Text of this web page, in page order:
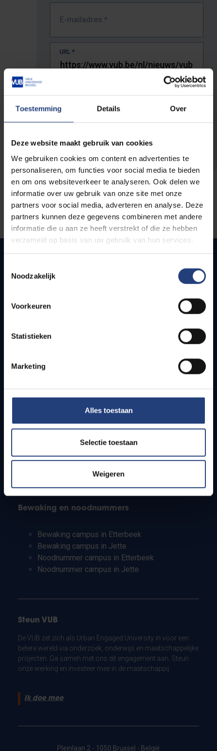
Toestemming Details Over
Deze website maakt gebruik van cookies
We gebruiken cookies om content en advertenties te
personaliseren, om functies voor social media te bieden
en om ons websiteverkeer te analyseren. Ook delen we
informatie over uw gebruik van onze site met onze
partners voor social media, adverteren en analyse. Deze
partners kunnen deze gegevens combineren met andere
informatie die u aan ze heeft verstrekt of die ze hebben
verzameld op basis van uw gebruik van hun services.
Noodzakelijk
Voorkeuren
Statistieken
Marketing
Alles toestaan
Selectie toestaan
Weigeren
E-mailadres *
URL *
De volledige URL van de pagina waar je de fout zag.
Snel naar
Bereikbaarheid
Studenten
PhD-studenten
Leerkrachten en secundaire scholen
Bewaking en noodnummers
Bewaking campus in Etterbeek
Bewaking campus in Jette
Noodnummer campus in Etterbeek
Noodnummer campus in Jette
Steun VUB
De VUB zet zich als Urban Engaged University in voor een
betere wereld via onderzoek, onderwijs en maatschappelijke
projecten. Ga samen met ons dit engagement aan. Steun
onze werking en investeer mee in de maatschappij.
Ik doe mee
Pleinlaan 2 - 1050 Brussel - België